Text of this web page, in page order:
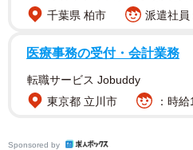
業を想像して息を止めてしまい
「これが・・・切り絵なんで
動しました(^^)」
千葉県 柏市
派遣社員
医療事務の受付・会計業務
転職サービス Jobuddy
東京都 立川市
：時
Sponsored by